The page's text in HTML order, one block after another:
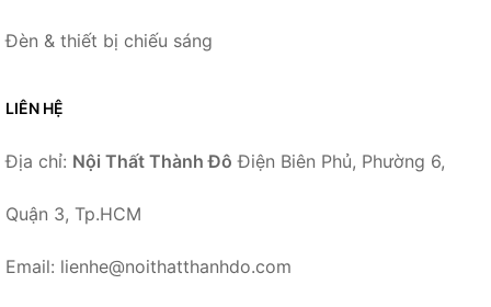
Đèn & thiết bị chiếu sáng
LIÊN HỆ
Địa chỉ: Nội Thất Thành Đô Điện Biên Phủ, Phường 6,
Quận 3, Tp.HCM
Email: lienhe@noithatthanhdo.com